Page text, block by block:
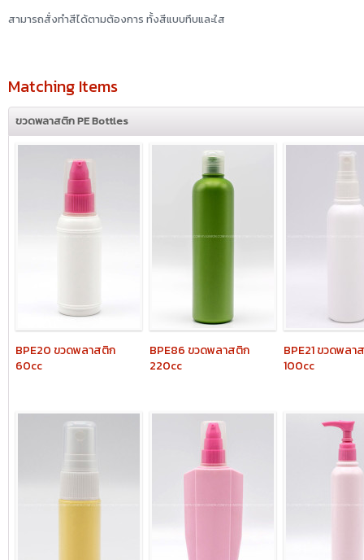
สามารถสั่งทำสีได้ตามต้องการ ทั้งสีแบบทึบและใส
Matching Items
ขวดพลาสติก PE Bottles
BPE20 ขวดพลาสติก
60cc
BPE86 ขวดพลาสติก
220cc
BPE21ขวดพลา
100cc